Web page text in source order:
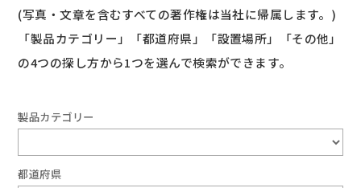
(写真・文章を含むすべての著作権は当社に帰属します。)
「製品カテゴリー」「都道府県」「設置場所」「その他」
の4つの探し方から1つを選んで検索ができます。
製品カテゴリー
都道府県